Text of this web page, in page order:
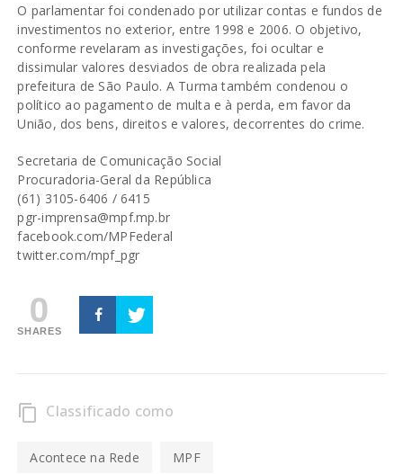
O parlamentar foi condenado por utilizar contas e fundos de
investimentos no exterior, entre 1998 e 2006. O objetivo,
conforme revelaram as investigações, foi ocultar e
dissimular valores desviados de obra realizada pela
prefeitura de São Paulo. A Turma também condenou o
político ao pagamento de multa e à perda, em favor da
União, dos bens, direitos e valores, decorrentes do crime.
Secretaria de Comunicação Social
Procuradoria-Geral da República
(61) 3105-6406 / 6415
pgr-imprensa@mpf.mp.br
facebook.com/MPFederal
twitter.com/mpf_pgr
0
SHARES
content_copy Classificado como
Acontece na Rede MPF